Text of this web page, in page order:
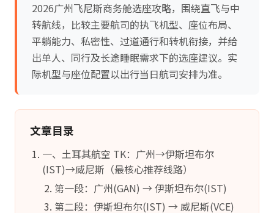
2026广州飞尼斯商务舱选座攻略，围绕直飞与中
转航线，比较主要航司的执飞机型、座位布局、
平躺能力、私密性、过道通行和转机衔接，并给
出单人、同行及长途睡眠需求下的选座建议。实
际机型与座位配置以出行当日航司安排为准。
文章目录
一、土耳其航空 TK：广州→伊斯坦布尔
(IST)→威尼斯（最核心推荐线路）
第一段：广州(GAN) → 伊斯坦布尔(IST)
第二段：伊斯坦布尔(IST) → 威尼斯(VCE)